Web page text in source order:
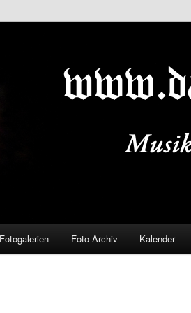
Fotogalerien Foto-Archiv Kalender